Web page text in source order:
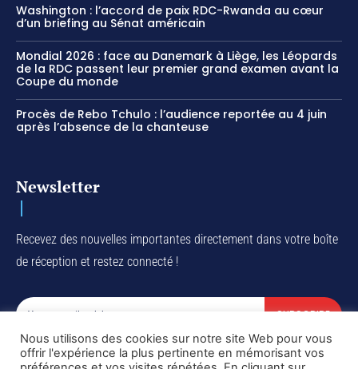
Washington : l’accord de paix RDC-Rwanda au cœur
d’un briefing au Sénat américain
Mondial 2026 : face au Danemark à Liège, les Léopards
de la RDC passent leur premier grand examen avant la
Coupe du monde
Procès de Rebo Tchulo : l’audience reportée au 4 juin
après l’absence de la chanteuse
Newsletter
Recevez des nouvelles importantes directement dans votre boîte
de réception et restez connecté !
SUBSCRIBE
I've read and accept thePrivacy Policy.
Nous utilisons des cookies sur notre site Web pour vous
offrir l'expérience la plus pertinente en mémorisant vos